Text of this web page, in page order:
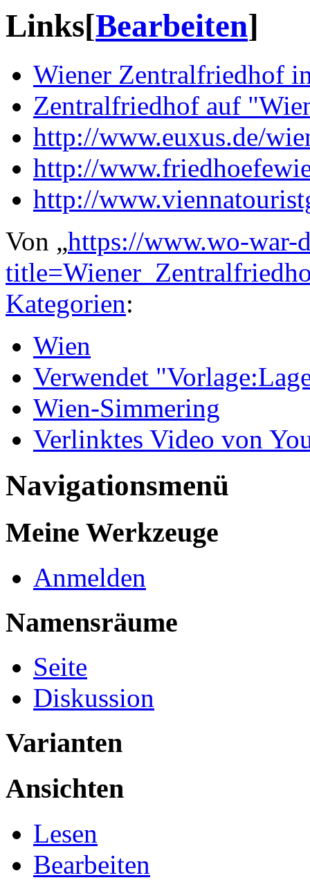
Links[Bearbeiten]
Wiener Zentralfriedhof
Zentralfriedhof auf
http://www.euxus.de/
http://
http://
Von „https://www.wo-war-
Kategorien:
Wien
Verwendet
Wien-Simmering
Verlinktes Video von
Navigationsmenü
Meine Werkzeuge
Anmelden
Namensräume
Seite
Diskussion
Varianten
Ansichten
Lesen
Bearbeiten